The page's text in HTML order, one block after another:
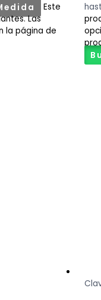
Este
Las
la página de